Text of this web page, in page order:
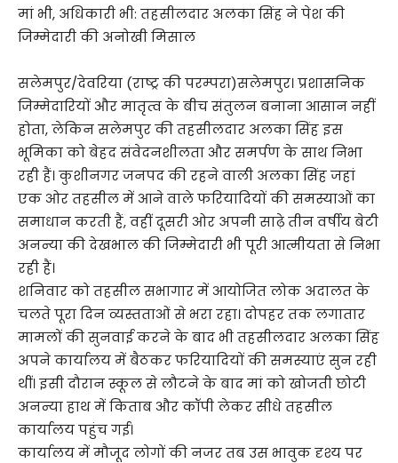
मां भी, अधिकारी भी: तहसीलदार अलका सिंह ने पेश की
जिम्मेदारी की अनोखी मिसाल
सलेमपुर/देवरिया (राष्ट्र की परम्परा)सलेमपुर। प्रशासनिक
जिम्मेदारियों और मातृत्व के बीच संतुलन बनाना आसान नहीं
होता, लेकिन सलेमपुर की तहसीलदार अलका सिंह इस
भूमिका को बेहद संवेदनशीलता और समर्पण के साथ निभा
रही हैं। कुशीनगर जनपद की रहने वाली अलका सिंह जहां
एक ओर तहसील में आने वाले फरियादियों की समस्याओं का
समाधान करती हैं, वहीं दूसरी ओर अपनी साढ़े तीन वर्षीय बेटी
अनन्या की देखभाल की जिम्मेदारी भी पूरी आत्मीयता से निभा
रही हैं।
शनिवार को तहसील सभागार में आयोजित लोक अदालत के
चलते पूरा दिन व्यस्तताओं से भरा रहा। दोपहर तक लगातार
मामलों की सुनवाई करने के बाद भी तहसीलदार अलका सिंह
अपने कार्यालय में बैठकर फरियादियों की समस्याएं सुन रही
थीं। इसी दौरान स्कूल से लौटने के बाद मां को खोजती छोटी
अनन्या हाथ में किताब और कॉपी लेकर सीधे तहसील
कार्यालय पहुंच गई।
कार्यालय में मौजूद लोगों की नजर तब उस भावुक दृश्य पर